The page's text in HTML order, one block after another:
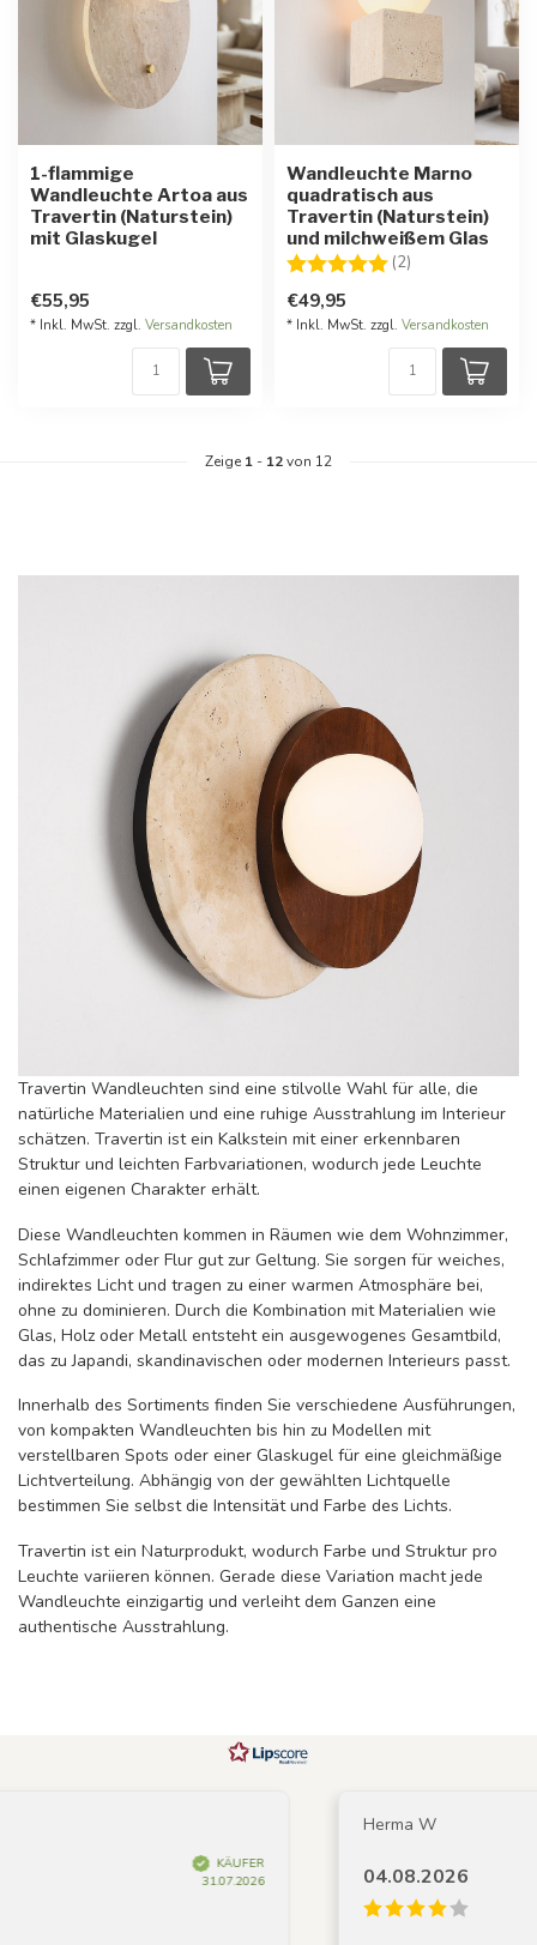
1-flammige
Wandleuchte Artoa aus
Travertin (Naturstein)
mit Glaskugel
€55,95
* Inkl. MwSt. zzgl. Versandkosten
Wandleuchte Marno
quadratisch aus
Travertin (Naturstein)
und milchweißem Glas
Bewertung:
(2)
€49,95
* Inkl. MwSt. zzgl. Versandkosten
Zeige 1 - 12von 12
Travertin Wandleuchten sind eine stilvolle Wahl für alle, die
natürliche Materialien und eine ruhige Ausstrahlung im Interieur
schätzen. Travertin ist ein Kalkstein mit einer erkennbaren
Struktur und leichten Farbvariationen, wodurch jede Leuchte
einen eigenen Charakter erhält.
Diese Wandleuchten kommen in Räumen wie dem Wohnzimmer,
Schlafzimmer oder Flur gut zur Geltung. Sie sorgen für weiches,
indirektes Licht und tragen zu einer warmen Atmosphäre bei,
ohne zu dominieren. Durch die Kombination mit Materialien wie
Glas, Holz oder Metall entsteht ein ausgewogenes Gesamtbild,
das zu Japandi, skandinavischen oder modernen Interieurs passt.
Innerhalb des Sortiments finden Sie verschiedene Ausführungen,
von kompakten Wandleuchten bis hin zu Modellen mit
verstellbaren Spots oder einer Glaskugel für eine gleichmäßige
Lichtverteilung. Abhängig von der gewählten Lichtquelle
bestimmen Sie selbst die Intensität und Farbe des Lichts.
Travertin ist ein Naturprodukt, wodurch Farbe und Struktur pro
Leuchte variieren können. Gerade diese Variation macht jede
Wandleuchte einzigartig und verleiht dem Ganzen eine
authentische Ausstrahlung.
KÄUFER
31.07.2026
Herma W
04.08.2026